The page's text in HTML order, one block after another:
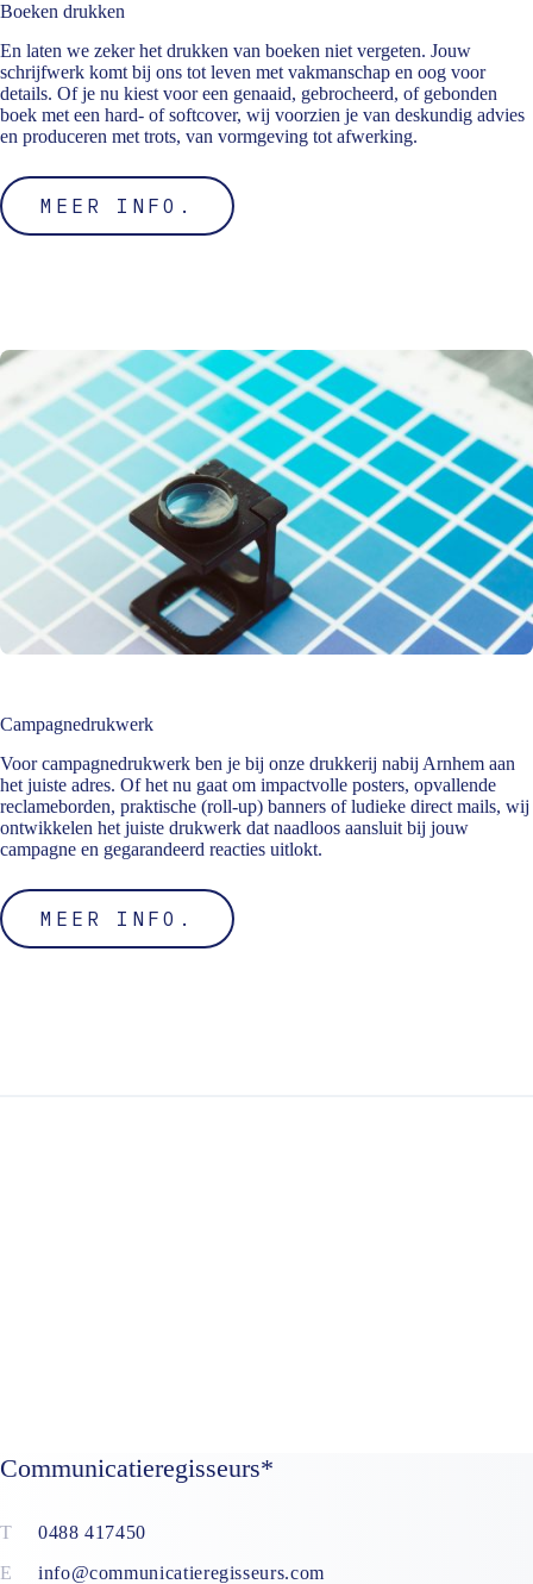
Boeken drukken
En laten we zeker het drukken van boeken niet vergeten. Jouw
schrijfwerk komt bij ons tot leven met vakmanschap en oog voor
details. Of je nu kiest voor een genaaid, gebrocheerd, of gebonden
boek met een hard- of softcover, wij voorzien je van deskundig advies
en produceren met trots, van vormgeving tot afwerking.
MEER INFO.
Campagnedrukwerk
Voor campagnedrukwerk ben je bij onze drukkerij nabij Arnhem aan
het juiste adres. Of het nu gaat om impactvolle posters, opvallende
reclameborden, praktische (roll-up) banners of ludieke direct mails, wij
ontwikkelen het juiste drukwerk dat naadloos aansluit bij jouw
campagne en gegarandeerd reacties uitlokt.
MEER INFO.
Communicatieregisseurs*
0488 417450
info@communicatieregisseurs.com